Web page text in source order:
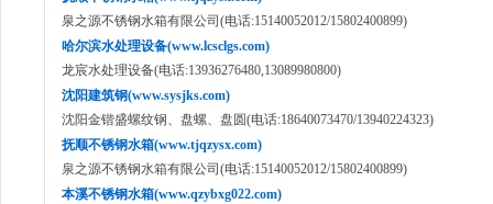
泉之源不锈钢水箱有限公司(电话:15140052012/15802400899)
哈尔滨水处理设备(www.lcsclgs.com)
龙宸水处理设备(电话:13936276480,13089980800)
沈阳建筑钢(www.sysjks.com)
沈阳金锴盛螺纹钢、盘螺、盘圆(电话:18640073470/13940224323)
抚顺不锈钢水箱(www.tjqzysx.com)
泉之源不锈钢水箱有限公司(电话:15140052012/15802400899)
本溪不锈钢水箱(www.qzybxg022.com)